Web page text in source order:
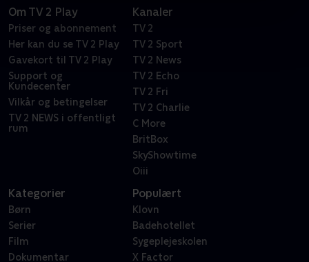
Om TV 2 Play
Priser og abonnement
Her kan du se TV 2 Play
Gavekort til TV 2 Play
Support og
Kundecenter
Vilkår og betingelser
TV 2 NEWS i offentligt
rum
Kanaler
TV 2
TV 2 Sport
TV 2 News
TV 2 Echo
TV 2 Fri
TV 2 Charlie
C More
BritBox
SkyShowtime
Oiii
Kategorier
Børn
Serier
Film
Dokumentar
Populært
Klovn
Badehotellet
Sygeplejeskolen
X Factor